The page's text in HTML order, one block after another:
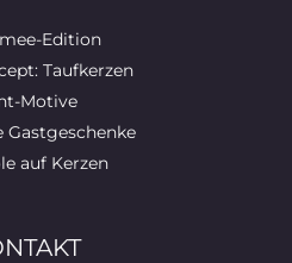
Edition
Taufkerzen
Motive
Gastgeschenke
auf Kerzen